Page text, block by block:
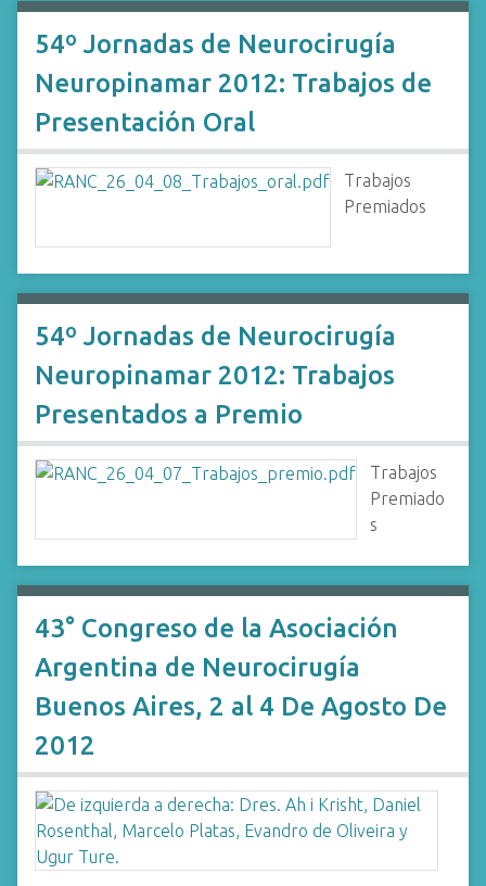
54º Jornadas de Neurocirugía
Neuropinamar 2012: Trabajos de
Presentación Oral
Trabajos
Premiados
54º Jornadas de Neurocirugía
Neuropinamar 2012: Trabajos
Presentados a Premio
Trabajos
Premiado
s
43° Congreso de la Asociación
Argentina de Neurocirugía
Buenos Aires, 2 al 4 De Agosto De
2012